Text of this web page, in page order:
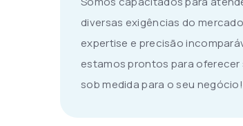
diversas exigências do
expertise e precisão
estamos prontos para oferecer
sob medida para o seu negócio!